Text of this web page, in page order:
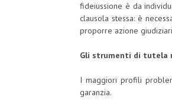
fideiussione è da
clausola stessa: è
proporre azione
Gli strumenti di tutela
I maggiori profili
garanzia.